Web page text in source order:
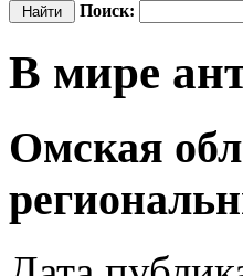
Поиск:
В мире
Омская